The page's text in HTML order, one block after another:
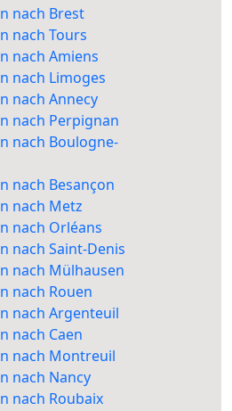
nach Brest
nach Tours
nach Amiens
nach Limoges
nach Annecy
nach Perpignan
nach Boulogne-
nach Besançon
nach Metz
nach Orléans
nach Saint-Denis
nach Mülhausen
nach Rouen
nach Argenteuil
nach Caen
nach Montreuil
nach Nancy
nach Roubaix